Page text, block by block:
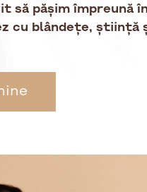
să pășim împreună
cu blândețe, știință